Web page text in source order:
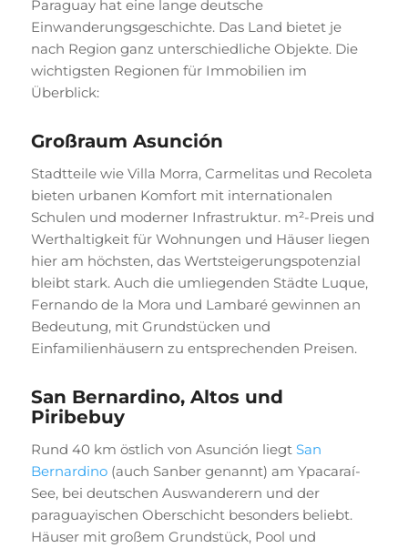
Paraguay hat eine lange deutsche
Einwanderungsgeschichte. Das Land bietet je
nach Region ganz unterschiedliche Objekte. Die
wichtigsten Regionen für Immobilien im
Überblick:
Großraum Asunción
Stadtteile wie Villa Morra, Carmelitas und Recoleta
bieten urbanen Komfort mit internationalen
Schulen und moderner Infrastruktur. m²-Preis und
Werthaltigkeit für Wohnungen und Häuser liegen
hier am höchsten, das Wertsteigerungspotenzial
bleibt stark. Auch die umliegenden Städte Luque,
Fernando de la Mora und Lambaré gewinnen an
Bedeutung, mit Grundstücken und
Einfamilienhäusern zu entsprechenden Preisen.
San Bernardino, Altos und
Piribebuy
Rund 40 km östlich von Asunción liegt San
Bernardino(auch Sanber genannt) am Ypacaraí-
See, bei deutschen Auswanderern und der
paraguayischen Oberschicht besonders beliebt.
Häuser mit großem Grundstück, Pool und